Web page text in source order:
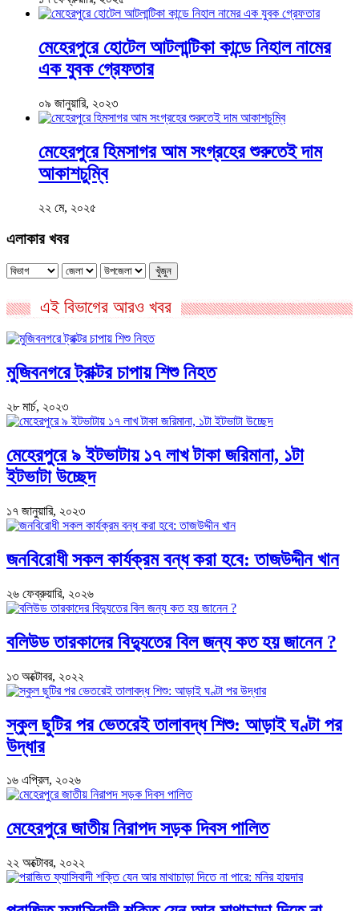
মেহেরপুরে হোটেল আটলান্টিকা কান্ডে নিহাল নামের
এক যুবক গ্রেফতার
০৯ জানুয়ারি, ২০২৩
মেহেরপুরে হিমসাগর আম সংগ্রহের শুরুতেই দাম
আকাশচুম্বি
২২ মে, ২০২৫
এলাকার খবর
খুঁজুন
এই বিভাগের আরও খবর
মুজিবনগরে ট্রাক্টর চাপায় শিশু নিহত
২৮ মার্চ, ২০২৩
মেহেরপুরে ৯ ইটভাটায় ১৭ লাখ টাকা জরিমানা, ১টা
ইটভাটা উচ্ছেদ
১৭ জানুয়ারি, ২০২৩
জনবিরোধী সকল কার্যক্রম বন্ধ করা হবে: তাজউদ্দীন খান
২৬ ফেব্রুয়ারি, ২০২৬
বলিউড তারকাদের বিদ্যুতের বিল জন্য কত হয় জানেন ?
১৩ অক্টোবর, ২০২২
স্কুল ছুটির পর ভেতরেই তালাবদ্ধ শিশু: আড়াই ঘণ্টা পর
উদ্ধার
১৬ এপ্রিল, ২০২৬
মেহেরপুরে জাতীয় নিরাপদ সড়ক দিবস পালিত
২২ অক্টোবর, ২০২২